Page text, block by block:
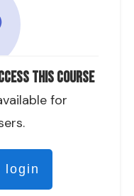
this course
for
login